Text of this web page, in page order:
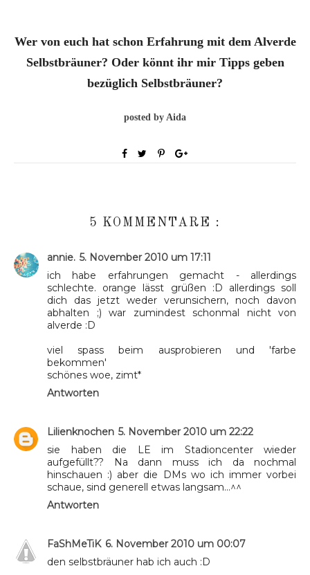
Wer von euch hat schon Erfahrung mit dem Alverde
Selbstbräuner? Oder könnt ihr mir Tipps geben
bezüglich Selbstbräuner?
posted by Aida
5 KOMMENTARE :
annie. 5. November 2010 um 17:11
ich habe erfahrungen gemacht - allerdings
schlechte. orange lässt grüßen :D allerdings soll
dich das jetzt weder verunsichern, noch davon
abhalten ;) war zumindest schonmal nicht von
alverde :D
viel spass beim ausprobieren und 'farbe
bekommen'
schönes woe, zimt*
Antworten
Lilienknochen 5. November 2010 um 22:22
sie haben die LE im Stadioncenter wieder
aufgefüllt?? Na dann muss ich da nochmal
hinschauen :) aber die DMs wo ich immer vorbei
schaue, sind generell etwas langsam...^^
Antworten
FaShMeTiK 6. November 2010 um 00:07
den selbstbräuner hab ich auch :D